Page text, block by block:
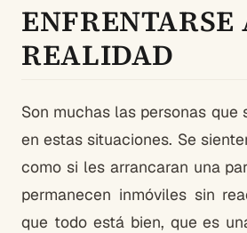
ENFRENTARSE
REALIDAD
Son muchas las personas que
en estas situaciones. Se
como si les arrancaran una
permanecen inmóviles sin
que todo está bien, que es